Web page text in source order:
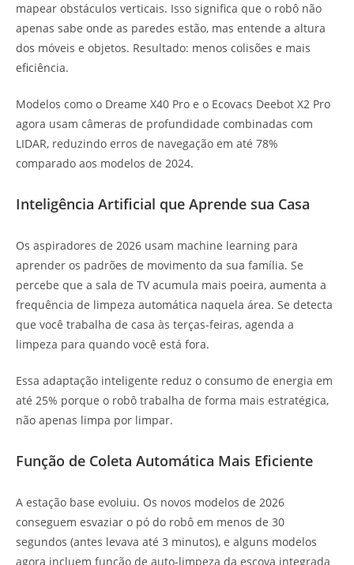
mapear obstáculos verticais. Isso significa que o robô não
apenas sabe onde as paredes estão, mas entende a altura
dos móveis e objetos. Resultado: menos colisões e mais
eficiência.
Modelos como o Dreame X40 Pro e o Ecovacs Deebot X2 Pro
agora usam câmeras de profundidade combinadas com
LIDAR, reduzindo erros de navegação em até 78%
comparado aos modelos de 2024.
Inteligência Artificial que Aprende sua Casa
Os aspiradores de 2026 usam machine learning para
aprender os padrões de movimento da sua família. Se
percebe que a sala de TV acumula mais poeira, aumenta a
frequência de limpeza automática naquela área. Se detecta
que você trabalha de casa às terças-feiras, agenda a
limpeza para quando você está fora.
Essa adaptação inteligente reduz o consumo de energia em
até 25% porque o robô trabalha de forma mais estratégica,
não apenas limpa por limpar.
Função de Coleta Automática Mais Eficiente
A estação base evoluiu. Os novos modelos de 2026
conseguem esvaziar o pó do robô em menos de 30
segundos (antes levava até 3 minutos), e alguns modelos
agora incluem função de auto-limpeza da escova integrada